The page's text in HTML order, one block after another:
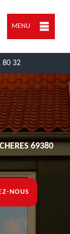
MENU
80 32
69380
NOUS